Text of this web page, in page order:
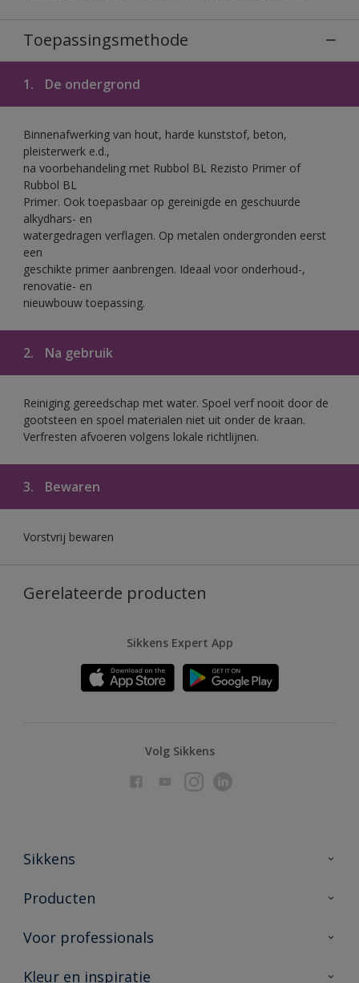
Toepassingsmethode
1. De ondergrond
Binnenafwerking van hout, harde kunststof, beton,
pleisterwerk e.d.,
na voorbehandeling met Rubbol BL Rezisto Primer of
Rubbol BL
Primer. Ook toepasbaar op gereinigde en geschuurde
alkydhars- en
watergedragen verflagen. Op metalen ondergronden eerst
een
geschikte primer aanbrengen. Ideaal voor onderhoud-,
renovatie- en
nieuwbouw toepassing.
2. Na gebruik
Reiniging gereedschap met water. Spoel verf nooit door de
gootsteen en spoel materialen niet uit onder de kraan.
Verfresten afvoeren volgens lokale richtlijnen.
3. Bewaren
Vorstvrij bewaren
Gerelateerde producten
Sikkens Expert App
Volg Sikkens
Sikkens
Over Sikkens
Duurzaamheid
Producten
Producten voor binnen
Vind je verkooppunt
Voor professionals
Advies & service
Kleur en inspiratie